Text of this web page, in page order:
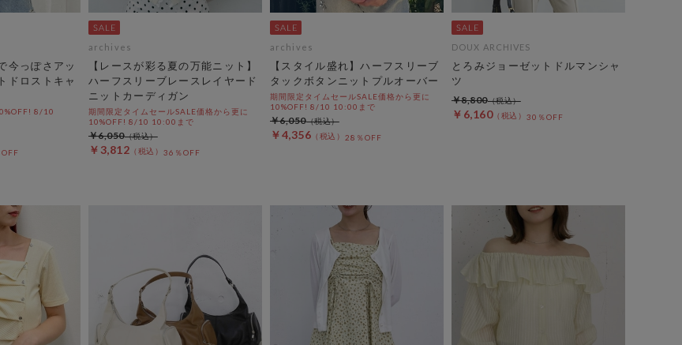
今っぽさアッ
ドロストキャ
8/10
archives
【レースが彩る夏の万能ニット】
ハーフスリーブレースレイヤード
ニットカーディガン
期間限定タイムセールSALE価格から更に
10%OFF! 8/10 10:00まで
￥3,812 36％OFF
￥6,050
archives
【スタイル盛れ】ハーフスリーブ
タックボタンニットプルオーバー
期間限定タイムセールSALE価格から更に
10%OFF! 8/10 10:00まで
￥4,356 28％OFF
￥6,050
DOUX ARCHIVES
とろみジョーゼットドルマンシャ
ツ
￥6,160 30％OFF
￥8,800